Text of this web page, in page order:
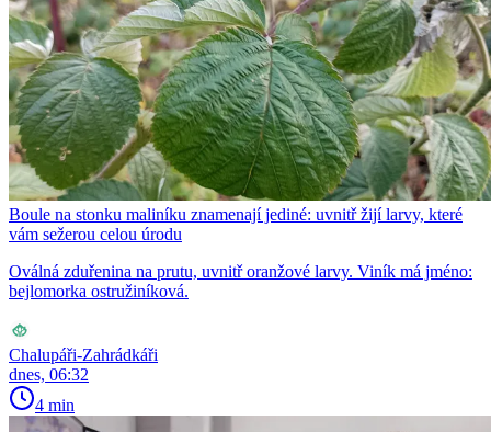
Boule na stonku maliníku znamenají jediné: uvnitř žijí larvy, které
vám sežerou celou úrodu
Oválná zduřenina na prutu, uvnitř oranžové larvy. Viník má jméno:
bejlomorka ostružiníková.
Chalupáři-Zahrádkáři
dnes, 06:32
4 min